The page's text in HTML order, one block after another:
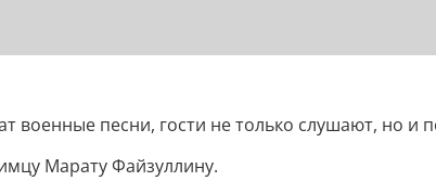
военные песни, гости не только слушают, но и
Марату Файзуллину.